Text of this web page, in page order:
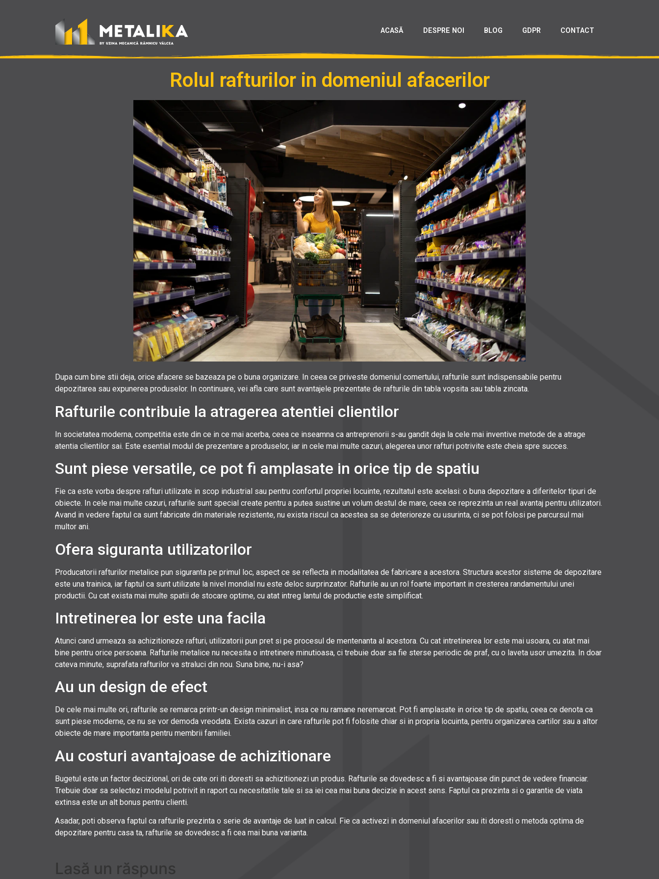
ACASĂ DESPRE NOI BLOG GDPR CONTACT
Rolul rafturilor in domeniul afacerilor
Dupa cum bine stii deja, orice afacere se bazeaza pe o buna organizare. In ceea ce priveste domeniul comertului, rafturile sunt indispensabile pentru
depozitarea sau expunerea produselor. In continuare, vei afla care sunt avantajele prezentate de rafturile din tabla vopsita sau tabla zincata.
Rafturile contribuie la atragerea atentiei clientilor
In societatea moderna, competitia este din ce in ce mai acerba, ceea ce inseamna ca antreprenorii s-au gandit deja la cele mai inventive metode de a atrage
atentia clientilor sai. Este esential modul de prezentare a produselor, iar in cele mai multe cazuri, alegerea unor rafturi potrivite este cheia spre succes.
Sunt piese versatile, ce pot fi amplasate in orice tip de spatiu
Fie ca este vorba despre rafturi utilizate in scop industrial sau pentru confortul propriei locuinte, rezultatul este acelasi: o buna depozitare a diferitelor tipuri de
obiecte. In cele mai multe cazuri, rafturile sunt special create pentru a putea sustine un volum destul de mare, ceea ce reprezinta un real avantaj pentru utilizatori.
Avand in vedere faptul ca sunt fabricate din materiale rezistente, nu exista riscul ca acestea sa se deterioreze cu usurinta, ci se pot folosi pe parcursul mai
multor ani.
Ofera siguranta utilizatorilor
Producatorii rafturilor metalice pun siguranta pe primul loc, aspect ce se reflecta in modalitatea de fabricare a acestora. Structura acestor sisteme de depozitare
este una trainica, iar faptul ca sunt utilizate la nivel mondial nu este deloc surprinzator. Rafturile au un rol foarte important in cresterea randamentului unei
productii. Cu cat exista mai multe spatii de stocare optime, cu atat intreg lantul de productie este simplificat.
Intretinerea lor este una facila
Atunci cand urmeaza sa achizitioneze rafturi, utilizatorii pun pret si pe procesul de mentenanta al acestora. Cu cat intretinerea lor este mai usoara, cu atat mai
bine pentru orice persoana. Rafturile metalice nu necesita o intretinere minutioasa, ci trebuie doar sa fie sterse periodic de praf, cu o laveta usor umezita. In doar
cateva minute, suprafata rafturilor va straluci din nou. Suna bine, nu-i asa?
Au un design de efect
De cele mai multe ori, rafturile se remarca printr-un design minimalist, insa ce nu ramane neremarcat. Pot fi amplasate in orice tip de spatiu, ceea ce denota ca
sunt piese moderne, ce nu se vor demoda vreodata. Exista cazuri in care rafturile pot fi folosite chiar si in propria locuinta, pentru organizarea cartilor sau a altor
obiecte de mare importanta pentru membrii familiei.
Au costuri avantajoase de achizitionare
Bugetul este un factor decizional, ori de cate ori iti doresti sa achizitionezi un produs. Rafturile se dovedesc a fi si avantajoase din punct de vedere financiar.
Trebuie doar sa selectezi modelul potrivit in raport cu necesitatile tale si sa iei cea mai buna decizie in acest sens. Faptul ca prezinta si o garantie de viata
extinsa este un alt bonus pentru clienti.
Asadar, poti observa faptul ca rafturile prezinta o serie de avantaje de luat in calcul. Fie ca activezi in domeniul afacerilor sau iti doresti o metoda optima de
depozitare pentru casa ta, rafturile se dovedesc a fi cea mai buna varianta.
Lasă un răspuns